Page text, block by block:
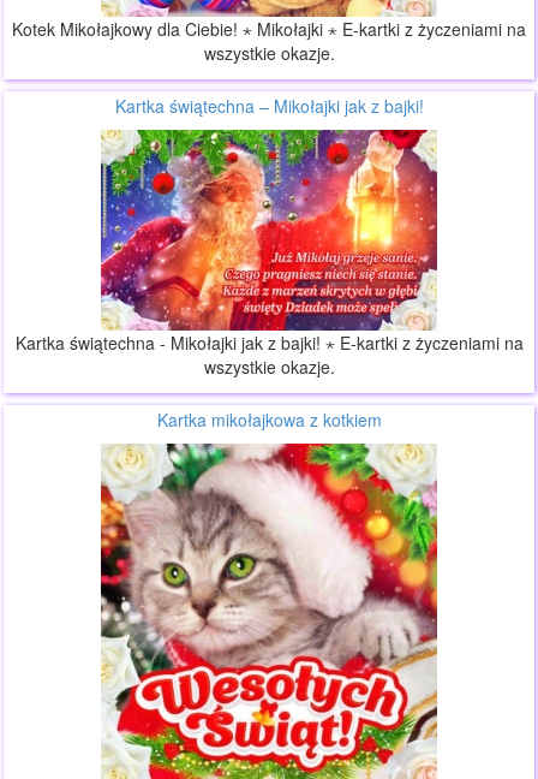
Kotek Mikołajkowy dla Ciebie! ⋆ Mikołajki ⋆ E-kartki z życzeniami na
wszystkie okazje.
Kartka świątechna – Mikołajki jak z bajki!
Kartka świątechna - Mikołajki jak z bajki! ⋆ E-kartki z życzeniami na
wszystkie okazje.
Kartka mikołajkowa z kotkiem